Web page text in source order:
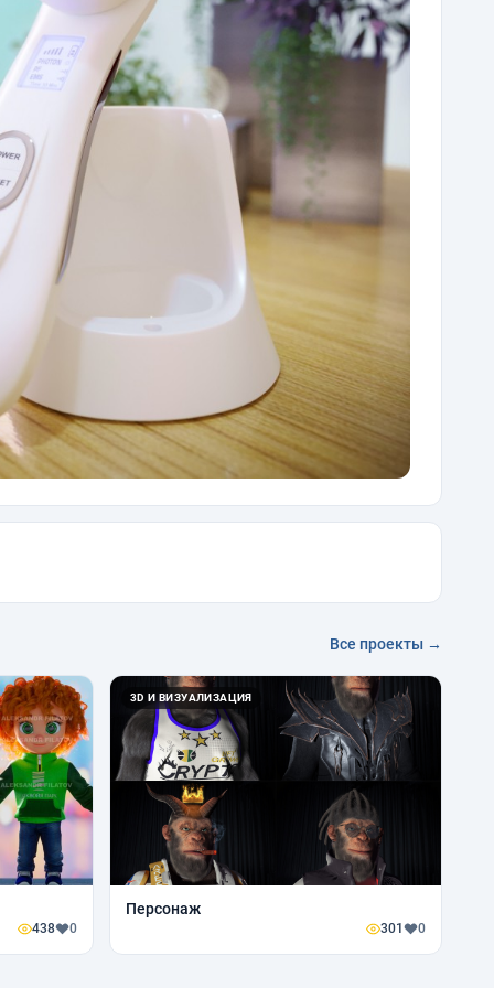
Все проекты →
438 0
3D И ВИЗУАЛИЗАЦИЯ
Персонаж
301 0